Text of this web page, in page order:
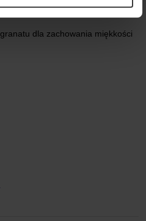
co pozwala na łatwą zmianę
dla zachowania miękkości